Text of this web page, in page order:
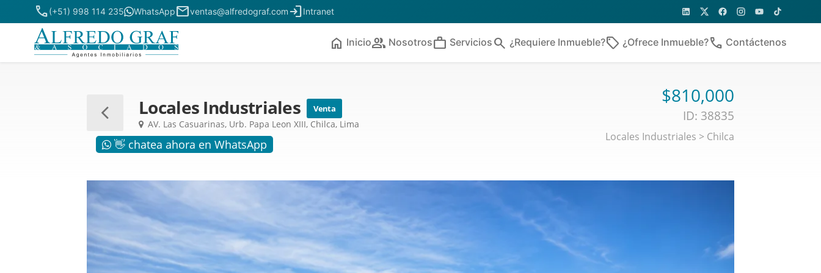
phone(+51) 998 114 235 WhatsAppmailventas@alfredograf.com loginIntranet
home Iniciopeople Nosotroswork Servicios search ¿Requiere Inmueble?sell ¿Ofrece Inmueble?phone Contáctenos
Locales Industriales Venta
AV. Las Casuarinas, Urb. Papa Leon XIII, Chilca, Lima
$810,000
ID: 38835
Locales Industriales > Chilca
👋 chatea ahora en WhatsApp